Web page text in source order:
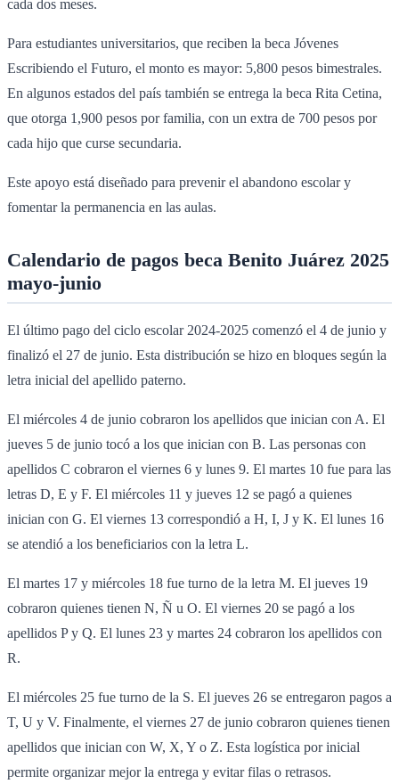
cada dos meses.
Para estudiantes universitarios, que reciben la beca Jóvenes
Escribiendo el Futuro, el monto es mayor: 5,800 pesos bimestrales.
En algunos estados del país también se entrega la beca Rita Cetina,
que otorga 1,900 pesos por familia, con un extra de 700 pesos por
cada hijo que curse secundaria.
Este apoyo está diseñado para prevenir el abandono escolar y
fomentar la permanencia en las aulas.
Calendario de pagos beca Benito Juárez 2025
mayo-junio
El último pago del ciclo escolar 2024-2025 comenzó el 4 de junio y
finalizó el 27 de junio. Esta distribución se hizo en bloques según la
letra inicial del apellido paterno.
El miércoles 4 de junio cobraron los apellidos que inician con A. El
jueves 5 de junio tocó a los que inician con B. Las personas con
apellidos C cobraron el viernes 6 y lunes 9. El martes 10 fue para las
letras D, E y F. El miércoles 11 y jueves 12 se pagó a quienes
inician con G. El viernes 13 correspondió a H, I, J y K. El lunes 16
se atendió a los beneficiarios con la letra L.
El martes 17 y miércoles 18 fue turno de la letra M. El jueves 19
cobraron quienes tienen N, Ñ u O. El viernes 20 se pagó a los
apellidos P y Q. El lunes 23 y martes 24 cobraron los apellidos con
R.
El miércoles 25 fue turno de la S. El jueves 26 se entregaron pagos a
T, U y V. Finalmente, el viernes 27 de junio cobraron quienes tienen
apellidos que inician con W, X, Y o Z. Esta logística por inicial
permite organizar mejor la entrega y evitar filas o retrasos.